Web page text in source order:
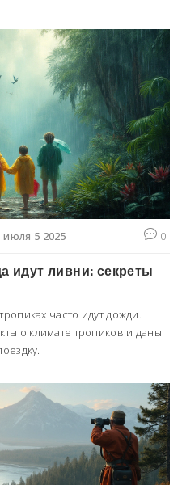
июля 5 2025 0
идут ливни: секреты
часто идут дожди.
о климате тропиков и даны